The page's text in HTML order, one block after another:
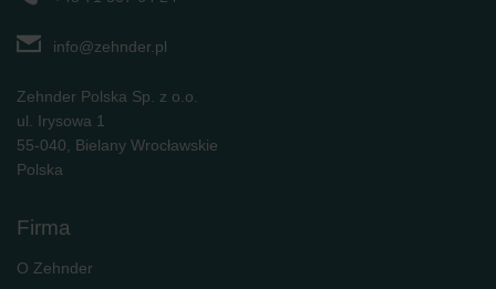
info@zehnder.pl
Zehnder Polska Sp. z o.o.
ul. Irysowa 1
55-040, Bielany Wrocławskie
Polska
Firma
O Zehnder